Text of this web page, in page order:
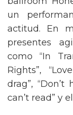
un
actitud. En
presentes
como “In
Rights”,
drag”,
can’t read” y